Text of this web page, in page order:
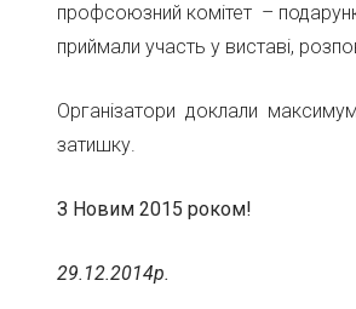
профсоюзний комітет –
приймали участь у виставі,
Організатори доклали
затишку.
З Новим 2015 роком!
29.12.2014р.